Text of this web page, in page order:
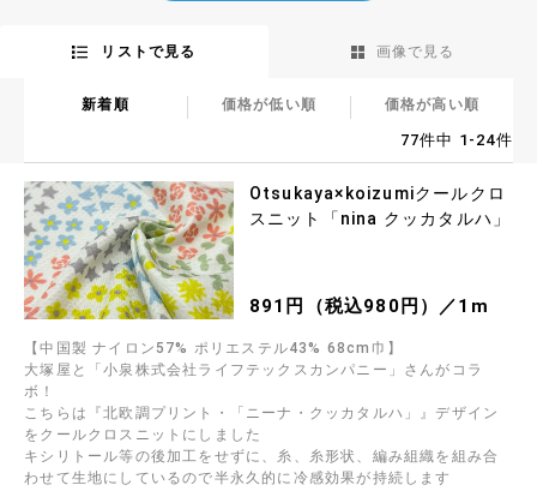
リストで見る 画像で見る
新着順 価格が低い順 価格が高い順
77件中 1-24件
Otsukaya×koizumiクールクロ
スニット「nina クッカタルハ」
891円（税込980円）／1m
【中国製 ナイロン57% ポリエステル43% 68cm巾】
大塚屋と「小泉株式会社ライフテックスカンパニー」さんがコラ
ボ！
こちらは『北欧調プリント・「ニーナ・クッカタルハ」』デザイン
をクールクロスニットにしました
キシリトール等の後加工をせずに、糸、糸形状、編み組織を組み合
わせて生地にしているので半永久的に冷感効果が持続します